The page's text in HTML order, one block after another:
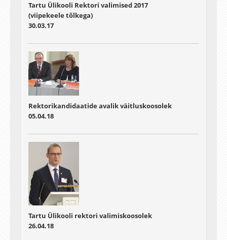
Tartu Ülikooli Rektori valimised 2017
(viipekeele tõlkega)
30.03.17
Rektorikandidaatide avalik väitluskoosolek
05.04.18
Tartu Ülikooli rektori valimiskoosolek
26.04.18